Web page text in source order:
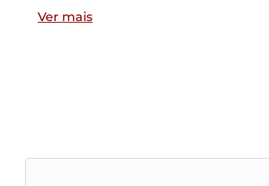
Características:
Ver mais